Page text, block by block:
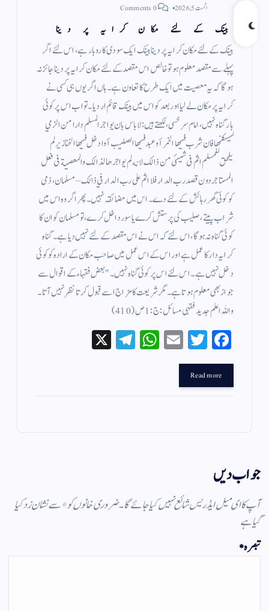
اگست 5, 2026
0 Comments
بینک کے لئے مکان کرایہ پر دینا
بینک کے لئے مکان کرایہ پر دینا بینک ایک سودی کاروبار ہے ، اس لئے اگر
پہلے سے مقصد معلوم ہو تو خالص اس مقصد کے لئے مکان کرایہ پر دینا جائز نہ
ہو گا کہ یہ معصیت میں ایک طرح کا تعاون ہے ۔ ہاں اگر یوں ہی کسی نے
کرایہ پر مکان لے لیا اور بعد کو اس میں بینک قائم ار دیا ۔ تو اب اس پر کوئی
بار گناہ نہیں ، امام سرخسی، لکھتے ہیں : لاباس بان يواجر المسلم دارا من الزمي
ليسكنها فان شرب فيها الخمر أو عبد فيها الصليب أوادخل فيها الخنازير لم
يلحق للمسلم اثم فى شيئى من ذالك لانه لم يواجرها لذالك والمعصية فى فعل
المستاجر دون قصد رب الدار فلا اثم على رب الدار في ذالك – مسلمان ، ذمی
کو کوئی گھر رہائش کے لئے دے ۔ اس میں مضائقہ نہیں ۔ پھر اگر وہ اس میں
شراب پیتے ، صلیب کی پرستش کرے یا سور داخل کرے ، تو مسلمان کو ان کا
کوئی گناہ نہ ہوگا، اس لئے کہ اس نے اس مقصد کے لئے نہیں دیا ہے ۔ گناہ
کرایہ دار کا عمل ہے اور اس کے اس عمل میں صاحب مکان کے ارادہ کو کوئی
دخل نہیں ہے ۔ اس لئے اس پر کوئی گناہ نہیں ۔ " بعض فقہاء کے اقوال سے
جواز بھی معلوم ہوتا ہے ۔ مگر شریعت کا مزاج اسے قبول کرتا نظر نہیں آتا ۔
واللہ اعلم جدید فقہی مسائل : ج : 1 ص ( 410 )
Fa
ce
bo
ok
T
wi
r
E
m
W
ha
Te
le
Read more
جواب دیں
آپ کا ای میل ایڈریس شائع نہیں کیا جائے گا۔ضروری خانوں کو*سے نشان زد کیا
گیا ہے
تبصرہ*